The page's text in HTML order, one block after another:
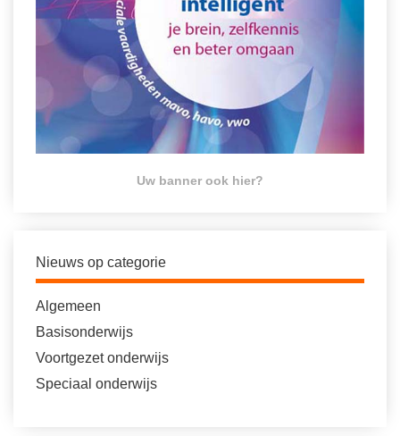
Uw banner ook hier?
Nieuws op categorie
Algemeen
Basisonderwijs
Voortgezet onderwijs
Speciaal onderwijs